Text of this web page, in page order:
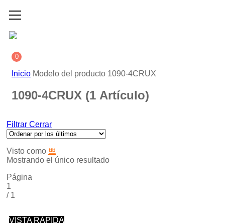
0
Inicio Modelo del producto 1090-4CRUX
1090-4CRUX (1 Artículo)
Filtrar Cerrar
Visto como
Mostrando el único resultado
Página
1
/ 1
VISTA RÁPIDA